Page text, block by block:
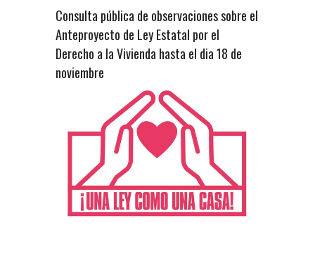
Consulta pública de observaciones sobre el
Anteproyecto de Ley Estatal por el
Derecho a la Vivienda hasta el dia 18 de
noviembre